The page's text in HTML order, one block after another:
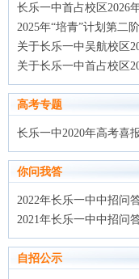
长乐一中首占校区2026
2025年“培青”计划第二
关于长乐一中吴航校区
关于长乐一中首占校区
高考专题
长乐一中2020年高考喜
你问我答
2022年长乐一中中招问
2021年长乐一中中招问
自招公示